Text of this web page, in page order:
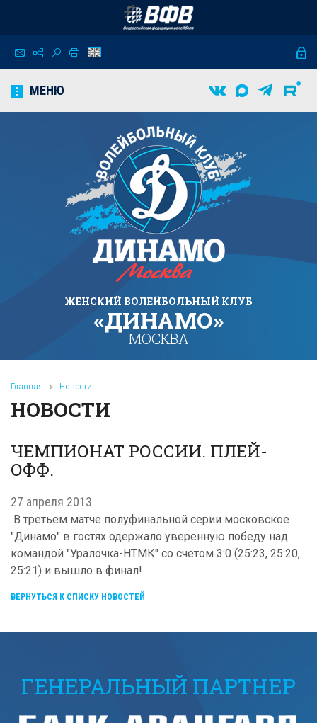
МЕНЮ
ЖЕНСКИЙ ВОЛЕЙБОЛЬНЫЙ КЛУБ
«ДИНАМО»
МОСКВА
Главная » Новости
НОВОСТИ
ЧЕМПИОНАТ РОССИИ. ПЛЕЙ-
ОФФ.
27 апреля 2013
В третьем матче полуфинальной серии московское
"Динамо" в гостях одержало уверенную победу над
командой "Уралочка-НТМК" со счетом 3:0 (25:23, 25:20,
25:21) и вышло в финал!
ВЕРНУТЬСЯ К СПИСКУ НОВОСТЕЙ
ГЕНЕРАЛЬНЫЙ ПАРТНЕР